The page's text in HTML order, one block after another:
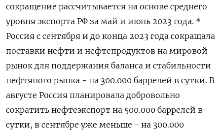
сокращение рассчитывается на основе среднего
уровня экспорта РФ за май и июнь 2023 года. *
Россия с сентября и до конца 2023 года сокращала
поставки нефти и нефтепродуктов на мировой
рынок для поддержания баланса и стабильности
нефтяного рынка - на 300.000 баррелей в сутки. В
августе Россия планировала добровольно
сократить нефтеэкспорт на 500.000 баррелей в
сутки, в сентябре уже меньше - на 300.000